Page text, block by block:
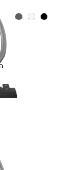
Krāsa:Krāsa:Krāsa: